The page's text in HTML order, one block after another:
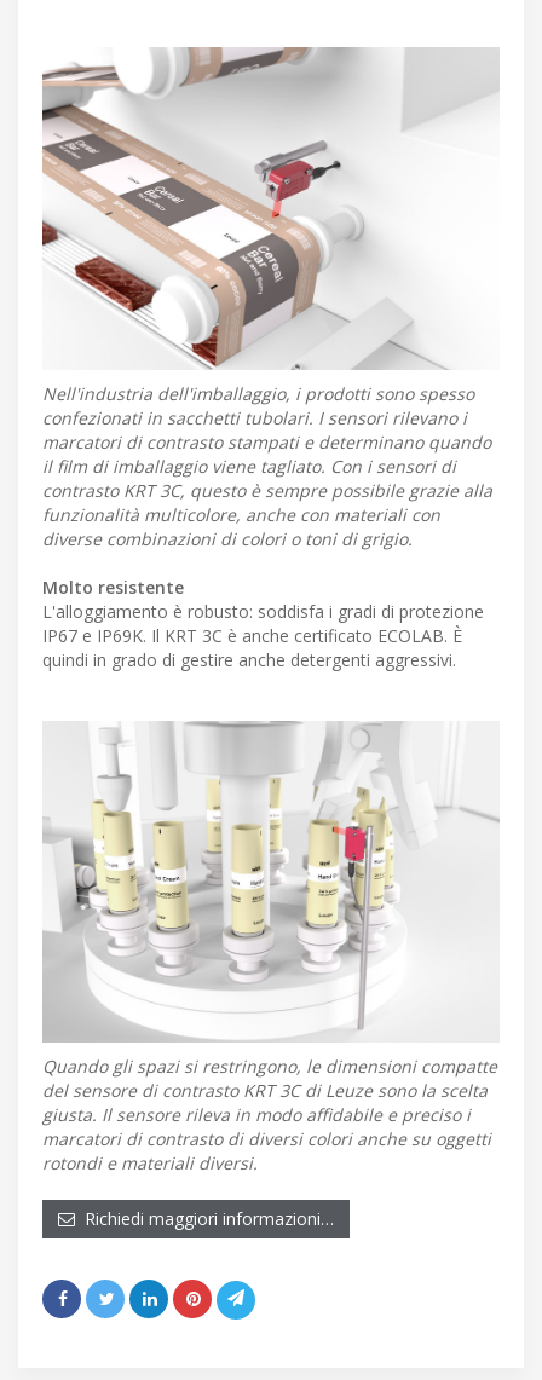
Nell'industria dell'imballaggio, i prodotti sono spesso
confezionati in sacchetti tubolari. I sensori rilevano i
marcatori di contrasto stampati e determinano quando
il film di imballaggio viene tagliato. Con i sensori di
contrasto KRT 3C, questo è sempre possibile grazie alla
funzionalità multicolore, anche con materiali con
diverse combinazioni di colori o toni di grigio.
Molto resistente
L'alloggiamento è robusto: soddisfa i gradi di protezione
IP67 e IP69K. Il KRT 3C è anche certificato ECOLAB. È
quindi in grado di gestire anche detergenti aggressivi.
Quando gli spazi si restringono, le dimensioni compatte
del sensore di contrasto KRT 3C di Leuze sono la scelta
giusta. Il sensore rileva in modo affidabile e preciso i
marcatori di contrasto di diversi colori anche su oggetti
rotondi e materiali diversi.
Richiedi maggiori informazioni…